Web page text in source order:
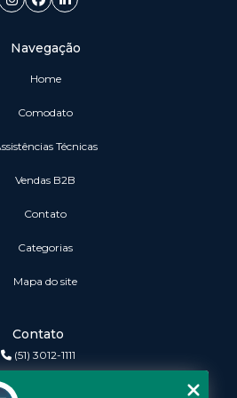
Navegação
Home
Comodato
Assistências Técnicas
vendas B2B
Contato
Categorias
Mapa do site
Contato
(51) 3012-1111